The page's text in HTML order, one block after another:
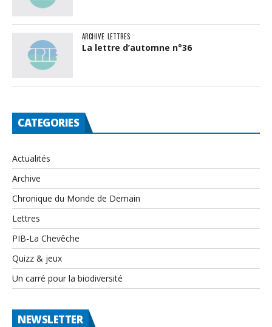
ARCHIVE LETTRES
La lettre d’automne n°36
CATEGORIES
Actualités
Archive
Chronique du Monde de Demain
Lettres
PIB-La Chevêche
Quizz & jeux
Un carré pour la biodiversité
NEWSLETTER